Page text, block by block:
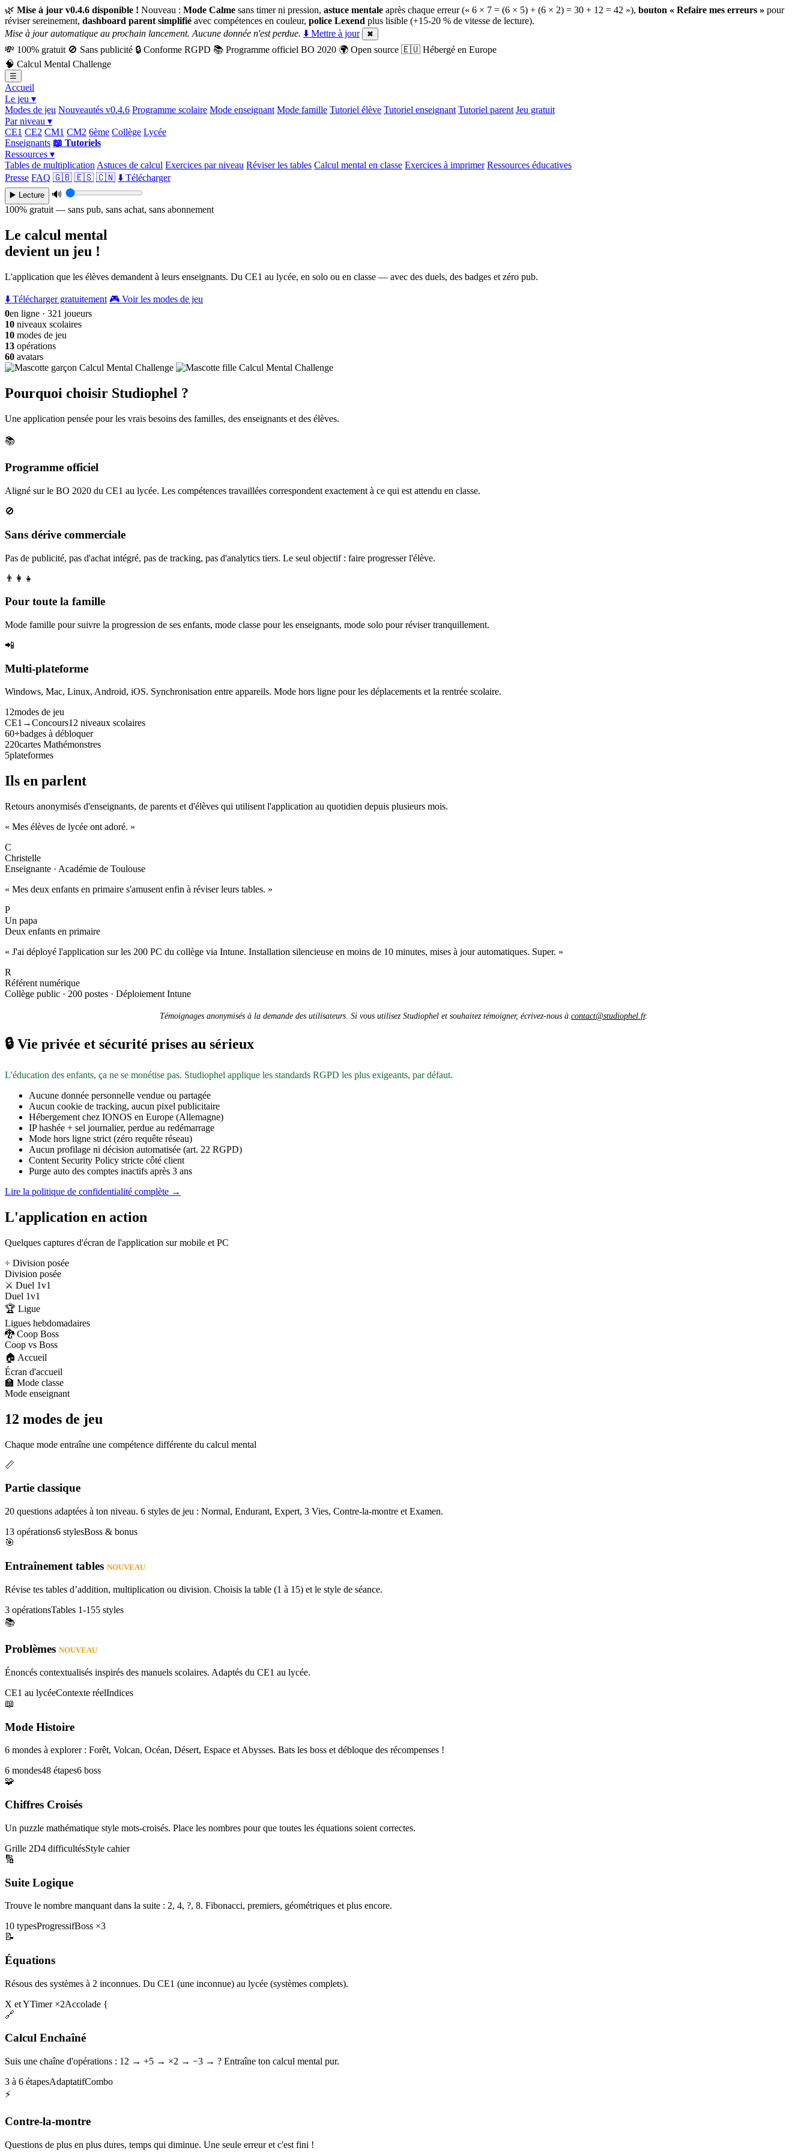
🌿 Mise à jour v0.4.6 disponible ! Nouveau : Mode Calme sans timer ni pression, astuce mentale après chaque erreur (« 6 × 7 = (6 × 5) + (6 × 2) = 30 + 12 = 42 »), bouton « Refaire mes erreurs » pour
réviser sereinement, dashboard parent simplifié avec compétences en couleur, police Lexend plus lisible (+15-20 % de vitesse de lecture).
Mise à jour automatique au prochain lancement. Aucune donnée n'est perdue. ⬇️ Mettre à jour ✖
💸 100% gratuit 🚫 Sans publicité 🔒 Conforme RGPD 📚 Programme officiel BO 2020 🌍 Open source 🇪🇺 Hébergé en Europe
🧠 Calcul Mental Challenge
☰
Accueil
Le jeu ▾
Modes de jeu Nouveautés v0.4.6 Programme scolaire Mode enseignant Mode famille Tutoriel élève Tutoriel enseignant Tutoriel parent Jeu gratuit
Par niveau ▾
CE1 CE2 CM1 CM2 6ème Collège Lycée
Enseignants 📖 Tutoriels
Ressources ▾
Tables de multiplication Astuces de calcul Exercices par niveau Réviser les tables Calcul mental en classe Exercices à imprimer Ressources éducatives
Presse FAQ 🇬🇧 🇪🇸 🇨🇳 ⬇️ Télécharger
▶️ Lecture
🔊
100% gratuit — sans pub, sans achat, sans abonnement
Le calcul mental
devient un jeu !
L'application que les élèves demandent à leurs enseignants. Du CE1 au lycée, en solo ou en classe — avec des duels, des badges et zéro pub.
⬇️ Télécharger gratuitement 🎮 Voir les modes de jeu
0en ligne · 321 joueurs
10 niveaux scolaires
10 modes de jeu
13 opérations
60 avatars
Pourquoi choisir Studiophel ?
Une application pensée pour les vrais besoins des familles, des enseignants et des élèves.
📚
Programme officiel
Aligné sur le BO 2020 du CE1 au lycée. Les compétences travaillées correspondent exactement à ce qui est attendu en classe.
🚫
Sans dérive commerciale
Pas de publicité, pas d'achat intégré, pas de tracking, pas d'analytics tiers. Le seul objectif : faire progresser l'élève.
👨‍👩‍👧
Pour toute la famille
Mode famille pour suivre la progression de ses enfants, mode classe pour les enseignants, mode solo pour réviser tranquillement.
📲
Multi-plateforme
Windows, Mac, Linux, Android, iOS. Synchronisation entre appareils. Mode hors ligne pour les déplacements et la rentrée scolaire.
12modes de jeu
CE1→Concours12 niveaux scolaires
60+badges à débloquer
220cartes Mathémonstres
5plateformes
Ils en parlent
Retours anonymisés d'enseignants, de parents et d'élèves qui utilisent l'application au quotidien depuis plusieurs mois.
« Mes élèves de lycée ont adoré. »
C
Christelle
Enseignante · Académie de Toulouse
« Mes deux enfants en primaire s'amusent enfin à réviser leurs tables. »
P
Un papa
Deux enfants en primaire
« J'ai déployé l'application sur les 200 PC du collège via Intune. Installation silencieuse en moins de 10 minutes, mises à jour automatiques. Super. »
R
Référent numérique
Collège public · 200 postes · Déploiement Intune
Témoignages anonymisés à la demande des utilisateurs. Si vous utilisez Studiophel et souhaitez témoigner, écrivez-nous à contact@studiophel.fr.
🔒 Vie privée et sécurité prises au sérieux
L'éducation des enfants, ça ne se monétise pas. Studiophel applique les standards RGPD les plus exigeants, par défaut.
Aucune donnée personnelle vendue ou partagée
Aucun cookie de tracking, aucun pixel publicitaire
Hébergement chez IONOS en Europe (Allemagne)
IP hashée + sel journalier, perdue au redémarrage
Mode hors ligne strict (zéro requête réseau)
Aucun profilage ni décision automatisée (art. 22 RGPD)
Content Security Policy stricte côté client
Purge auto des comptes inactifs après 3 ans
Lire la politique de confidentialité complète →
L'application en action
Quelques captures d'écran de l'application sur mobile et PC
÷ Division posée
Division posée
⚔️ Duel 1v1
Duel 1v1
🏆 Ligue
Ligues hebdomadaires
🐉 Coop Boss
Coop vs Boss
🏠 Accueil
Écran d'accueil
🏫 Mode classe
Mode enseignant
12 modes de jeu
Chaque mode entraîne une compétence différente du calcul mental
📏
Partie classique
20 questions adaptées à ton niveau. 6 styles de jeu : Normal, Endurant, Expert, 3 Vies, Contre-la-montre et Examen.
13 opérations6 stylesBoss & bonus
🎯
Entraînement tables NOUVEAU
Révise tes tables d’addition, multiplication ou division. Choisis la table (1 à 15) et le style de séance.
3 opérationsTables 1-155 styles
📚
Problèmes NOUVEAU
Énoncés contextualisés inspirés des manuels scolaires. Adaptés du CE1 au lycée.
CE1 au lycéeContexte réelIndices
📖
Mode Histoire
6 mondes à explorer : Forêt, Volcan, Océan, Désert, Espace et Abysses. Bats les boss et débloque des récompenses !
6 mondes48 étapes6 boss
🧩
Chiffres Croisés
Un puzzle mathématique style mots-croisés. Place les nombres pour que toutes les équations soient correctes.
Grille 2D4 difficultésStyle cahier
🔢
Suite Logique
Trouve le nombre manquant dans la suite : 2, 4, ?, 8. Fibonacci, premiers, géométriques et plus encore.
10 typesProgressifBoss ×3
📝
Équations
Résous des systèmes à 2 inconnues. Du CE1 (une inconnue) au lycée (systèmes complets).
X et YTimer ×2Accolade {
🔗
Calcul Enchaîné
Suis une chaîne d'opérations : 12 → +5 → ×2 → −3 → ? Entraîne ton calcul mental pur.
3 à 6 étapesAdaptatifCombo
⚡
Contre-la-montre
Questions de plus en plus dures, temps qui diminue. Une seule erreur et c'est fini !